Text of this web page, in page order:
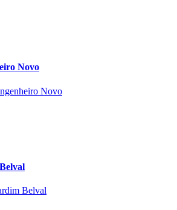
Novo
Novo
Belval